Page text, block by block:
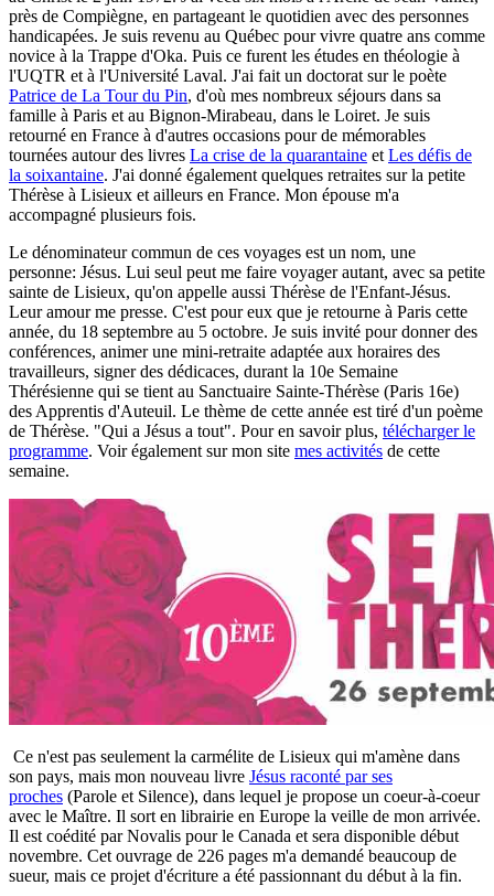
près de Compiègne, en partageant le quotidien avec des personnes
handicapées. Je suis revenu au Québec pour vivre quatre ans comme
novice à la Trappe d'Oka. Puis ce furent les études en théologie à
l'UQTR et à l'Université Laval. J'ai fait un doctorat sur le poète
Patrice de La Tour du Pin, d'où mes nombreux séjours dans sa
famille à Paris et au Bignon-Mirabeau, dans le Loiret. Je suis
retourné en France à d'autres occasions pour de mémorables
tournées autour des livres La crise de la quarantaine et Les défis de
la soixantaine. J'ai donné également quelques retraites sur la petite
Thérèse à Lisieux et ailleurs en France. Mon épouse m'a
accompagné plusieurs fois.
Le dénominateur commun de ces voyages est un nom, une
personne: Jésus. Lui seul peut me faire voyager autant, avec sa petite
sainte de Lisieux, qu'on appelle aussi Thérèse de l'Enfant-Jésus.
Leur amour me presse. C'est pour eux que je retourne à Paris cette
année, du 18 septembre au 5 octobre. Je suis invité pour donner des
conférences, animer une mini-retraite adaptée aux horaires des
travailleurs, signer des dédicaces, durant la 10e Semaine
Thérésienne qui se tient au Sanctuaire Sainte-Thérèse (Paris 16e)
des Apprentis d'Auteuil. Le thème de cette année est tiré d'un poème
de Thérèse. "Qui a Jésus a tout". Pour en savoir plus, télécharger le
programme. Voir également sur mon site mes activités de cette
semaine.
Ce n'est pas seulement la carmélite de Lisieux qui m'amène dans
son pays, mais mon nouveau livre Jésus raconté par ses
proches (Parole et Silence), dans lequel je propose un coeur-à-coeur
avec le Maître. Il sort en librairie en Europe la veille de mon arrivée.
Il est coédité par Novalis pour le Canada et sera disponible début
novembre. Cet ouvrage de 226 pages m'a demandé beaucoup de
sueur, mais ce projet d'écriture a été passionnant du début à la fin.